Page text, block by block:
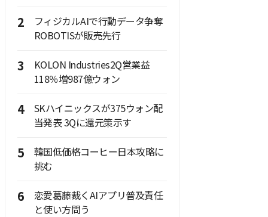
2
フィジカルAIで行動データ争奪
ROBOTISが販売先行
3
KOLON Industries2Q営業益
118％増987億ウォン
4
SKハイニックスが375ウォン配
当発表 3Qに還元策示す
5
韓国低価格コーヒー日本攻略に
挑む
6
恋愛葛藤裁くAIアプリ普及責任
と使い方問う